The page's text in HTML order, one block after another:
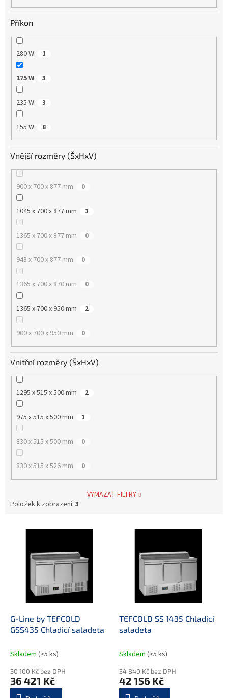
Příkon
280 W 1
175 W 3
235 W 3
155 W 8
Vnější rozměry (ŠxHxV)
900 x 700 x 877 mm 0
1045 x 700 x 877 mm 1
1365 x 700 x 877 mm 0
943 x 700 x 877 mm 0
1365 x 700 x 870 mm 0
1365 x 700 x 950 mm 2
900 x 700 x 950 mm 0
Vnitřní rozměry (ŠxHxV)
1295 x 515 x 500 mm 2
975 x 515 x 500 mm 1
830 x 515 x 500 mm 0
830 x 515 x 526 mm 0
VYMAZAT FILTRY
Položek k zobrazení: 3
G-Line by TEFCOLD
GSS435 Chladicí saladeta
Skladem (>5 ks)
30 100 Kč bez DPH
36 421 Kč
TEFCOLD SS 1435 Chladicí
saladeta
Skladem (>5 ks)
34 840 Kč bez DPH
42 156 Kč